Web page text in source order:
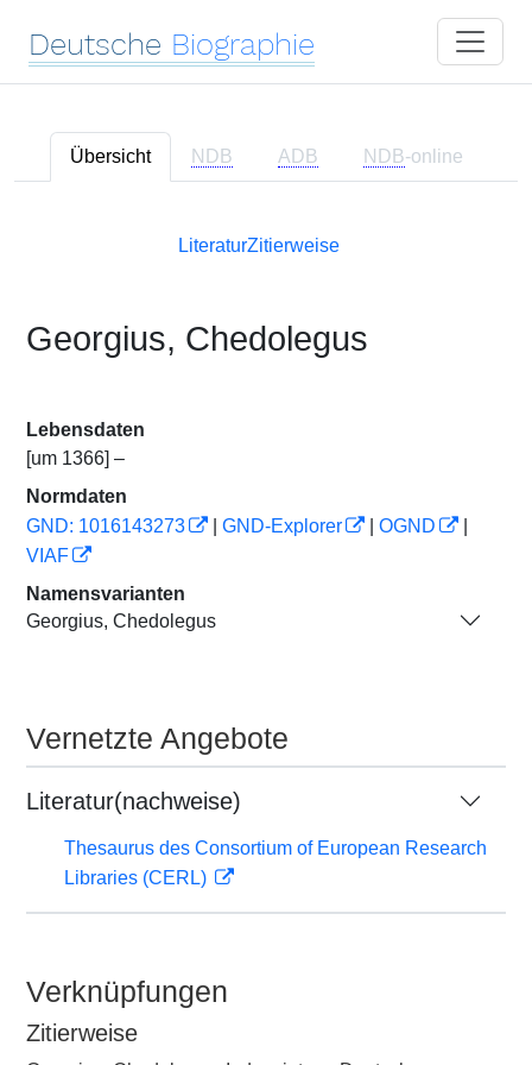
Deutsche Biographie
Übersicht NDB ADB NDB-online
LiteraturZitierweise
Georgius, Chedolegus
Lebensdaten
[um 1366] –
Normdaten
GND: 1016143273
GND-Explorer OGND
VIAF
Namensvarianten
Georgius, Chedolegus
Vernetzte Angebote
Literatur(nachweise)
Thesaurus des Consortium of European Research
Libraries (CERL)
Verknüpfungen
Zitierweise